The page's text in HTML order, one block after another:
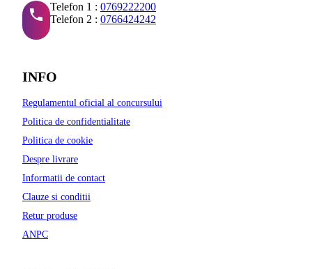
Telefon 1 : 0769222200
Telefon 2 : 0766424242
INFO
Regulamentul oficial al concursului
Politica de confidentialitate
Politica de cookie
Despre livrare
Informatii de contact
Clauze si conditii
Retur produse
ANPC